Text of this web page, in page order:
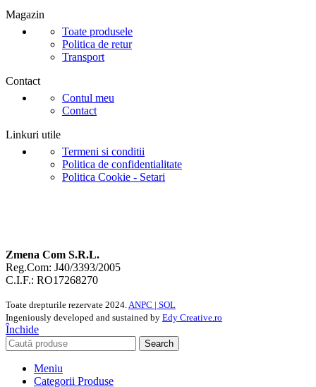
Magazin
Toate produsele
Politica de retur
Transport
Contact
Contul meu
Contact
Linkuri utile
Termeni si conditii
Politica de confidentialitate
Politica Cookie - Setari
Zmena Com S.R.L.
Reg.Com: J40/3393/2005
C.I.F.: RO17268270
Toate drepturile rezervate 2024.ANPC | SOL
Ingeniously developed and sustained by Edy Creative.ro
Închide
Search
Meniu
Categorii Produse